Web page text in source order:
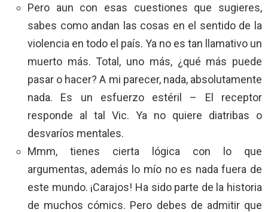
Pero aun con esas cuestiones que sugieres,
sabes como andan las cosas en el sentido de la
violencia en todo el país. Ya no es tan llamativo un
muerto más. Total, uno más, ¿qué más puede
pasar o hacer? A mi parecer, nada, absolutamente
nada. Es un esfuerzo estéril – El receptor
responde al tal Vic. Ya no quiere diatribas o
desvaríos mentales.
Mmm, tienes cierta lógica con lo que
argumentas, además lo mío no es nada fuera de
este mundo. ¡Carajos! Ha sido parte de la historia
de muchos cómics. Pero debes de admitir que